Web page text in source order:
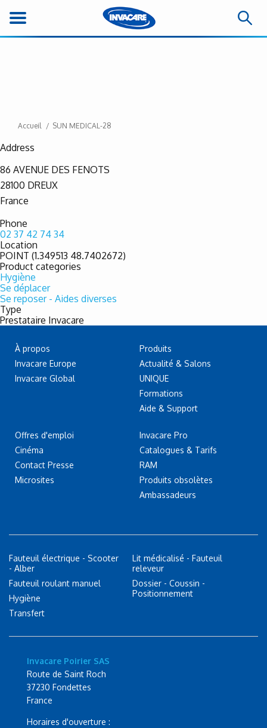
Accueil SUN MEDICAL-28
Address
86 AVENUE DES FENOTS
28100 DREUX
France
Phone
02 37 42 74 34
Location
POINT (1.349513 48.7402672)
Product categories
Hygiène
Se déplacer
Se reposer - Aides diverses
Type
Prestataire Invacare
À propos
Invacare Europe
Invacare Global
Offres d'emploi
Cinéma
Contact Presse
Microsites
Produits
Actualité & Salons
UNIQUE
Formations
Aide & Support
Invacare Pro
Catalogues & Tarifs
RAM
Produits obsolètes
Ambassadeurs
Fauteuil électrique - Scooter
- Alber
Fauteuil roulant manuel
Hygiène
Transfert
Lit médicalisé - Fauteuil
releveur
Dossier - Coussin -
Positionnement
Invacare Poirier SAS
Route de Saint Roch
37230 Fondettes
France
Horaires d'ouverture :